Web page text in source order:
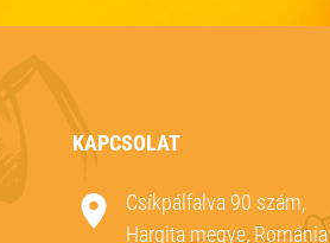
KAPCSOLAT
Csíkpálfalva 90 szám,
Hargita megye, Románia